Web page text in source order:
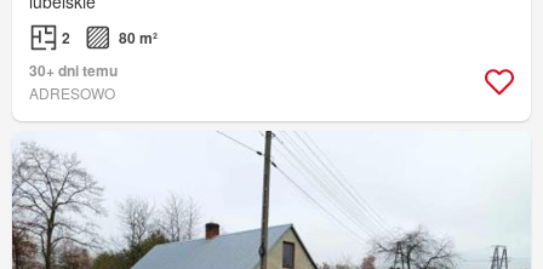
2
80 m²
30+ dni temu
ADRESOWO